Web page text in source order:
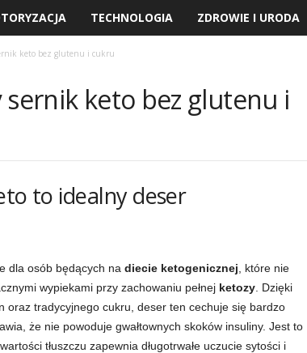
TECHNOLOGIA ZDROWIE I URODA
keto bez glutenu i cukru
keto bez glutenu i
to idealny deser
dla osób będących na diecie ketogenicznej , które nie
wypiekami przy zachowaniu pełnej ketozy. Dzięki
oraz tradycyjnego cukru, deser ten cechuje się bardzo
że nie powoduje gwałtownych skoków insuliny. Jest to
tłuszczu zapewnia długotrwałe uczucie sytości i